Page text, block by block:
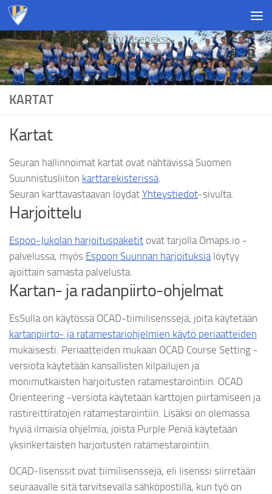
Skip to content
Liity jäseneksi
KARTAT
Kartat
Seuran hallinnoimat kartat ovat nähtävissä Suomen
Suunnistusliiton karttarekisterissä.
Seuran karttavastaavan löydät Yhteystiedot-sivulta.
Harjoittelu
Espoo-Jukolan harjoituspaketit ovat tarjolla Omaps.io -
palvelussa, myös Espoon Suunnan harjoituksialöytyy
ajoittain samasta palvelusta.
Kartan- ja radanpiirto-ohjelmat
EsSulla on käytössä OCAD-tiimilisenssejä, joita käytetään
kartanpiirto- ja ratamestariohjelmien käytö periaatteiden
mukaisesti. Periaatteiden mukaan OCAD Course Setting -
versiota käytetään kansallisten kilpailujen ja
monimutkaisten harjoitusten ratamestarointiin. OCAD
Orienteering -versiota käytetään karttojen piirtämiseen ja
rastireittiratojen ratamestarointiin. Lisäksi on olemassa
hyviä ilmaisia ohjelmia, joista Purple Peniä käytetään
yksinkertaisten harjoitusten ratamestarointiin.
OCAD-lisenssit ovat tiimilisenssejä, eli lisenssi siirretään
seuraavalle sitä tarvitsevalla sähköpostilla, kun työ on